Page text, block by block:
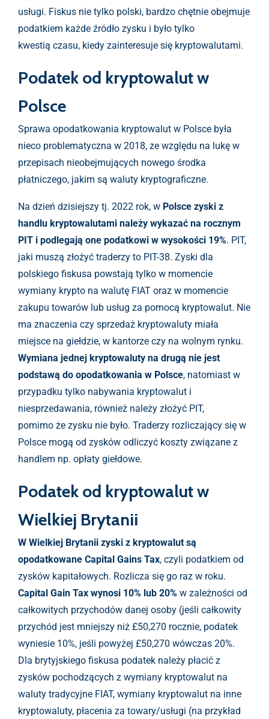
usługi. Fiskus nie tylko polski, bardzo chętnie obejmuje
podatkiem każde źródło zysku i było tylko
kwestią czasu, kiedy zainteresuje się kryptowalutami.
Podatek od kryptowalut w
Polsce
Sprawa opodatkowania kryptowalut w Polsce była
nieco problematyczna w 2018, ze względu na lukę w
przepisach nieobejmujących nowego środka
płatniczego, jakim są waluty kryptograficzne.
Na dzień dzisiejszy tj. 2022 rok, w Polsce zyski z
handlu kryptowalutami należy wykazać na rocznym
PIT i podlegają one podatkowi w wysokości 19%. PIT,
jaki muszą złożyć traderzy to PIT-38. Zyski dla
polskiego fiskusa powstają tylko w momencie
wymiany krypto na walutę FIAT oraz w momencie
zakupu towarów lub usług za pomocą kryptowalut. Nie
ma znaczenia czy sprzedaż kryptowaluty miała
miejsce na giełdzie, w kantorze czy na wolnym rynku.
Wymiana jednej kryptowaluty na drugą nie jest
podstawą do opodatkowania w Polsce, natomiast w
przypadku tylko nabywania kryptowalut i
niesprzedawania, również należy złożyć PIT,
pomimo że zysku nie było. Traderzy rozliczający się w
Polsce mogą od zysków odliczyć koszty związane z
handlem np. opłaty giełdowe.
Podatek od kryptowalut w
Wielkiej Brytanii
W Wielkiej Brytanii zyski z kryptowalut są
opodatkowane Capital Gains Tax, czyli podatkiem od
zysków kapitałowych. Rozlicza się go raz w roku.
Capital Gain Tax wynosi 10% lub 20% w zależności od
całkowitych przychodów danej osoby (jeśli całkowity
przychód jest mniejszy niż £50,270 rocznie, podatek
wyniesie 10%, jeśli powyżej £50,270 wówczas 20%.
Dla brytyjskiego fiskusa podatek należy płacić z
zysków pochodzących z wymiany kryptowalut na
waluty tradycyjne FIAT, wymiany kryptowalut na inne
kryptowaluty, płacenia za towary/usługi (na przykład